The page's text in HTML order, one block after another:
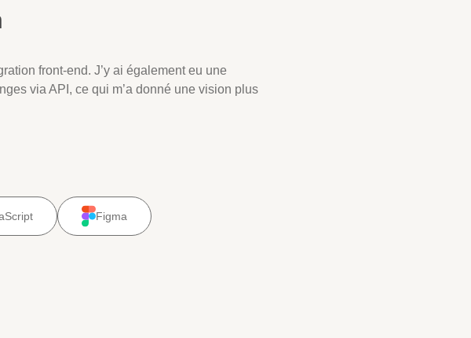
front-end. J’y ai également eu une
via API, ce qui m’a donné une vision plus
Figma